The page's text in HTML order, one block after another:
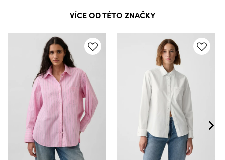
VÍCE OD TÉTO ZNAČKY